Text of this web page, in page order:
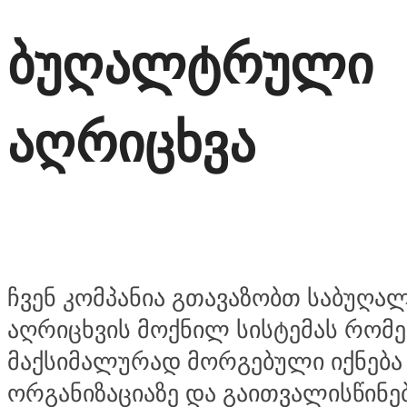
ბუღალტრული
აღრიცხვა
ჩვენ კომპანია გთავაზობთ
აღრიცხვის მოქნილ სისტემას
მაქსიმალურად მორგებული იქნება
ორგანიზაციაზე და